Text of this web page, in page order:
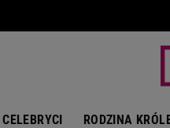
CELEBRYCI RODZINA